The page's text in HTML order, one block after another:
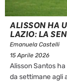
ALISSON HA
LAZIO: LA
Emanuela Castelli
15 Aprile 2026
Alisson Santos
da settimane agli